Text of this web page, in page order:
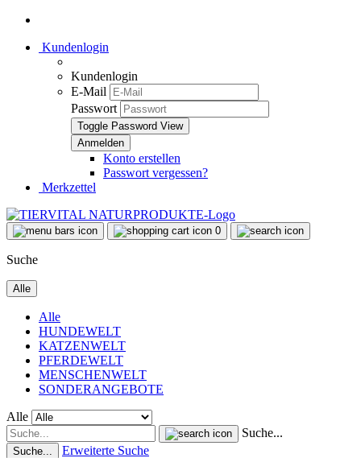
Kundenlogin
Kundenlogin
E-Mail
Passwort
Toggle Password View
Konto erstellen
Passwort vergessen?
Merkzettel
0
Suche
Alle
Alle
HUNDEWELT
KATZENWELT
PFERDEWELT
MENSCHENWELT
SONDERANGEBOTE
Alle
Suche...
Suche... Erweiterte Suche